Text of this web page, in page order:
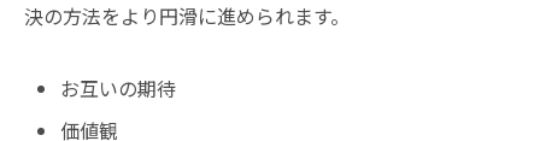
決の方法をより円滑に進められます。
お互いの期待
価値観